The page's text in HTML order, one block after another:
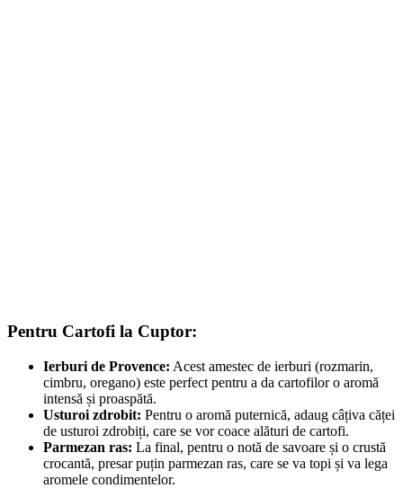
Pentru Cartofi la Cuptor:
Ierburi de Provence: Acest amestec de ierburi (rozmarin,
cimbru, oregano) este perfect pentru a da cartofilor o aromă
intensă și proaspătă.
Usturoi zdrobit: Pentru o aromă puternică, adaug câțiva căței
de usturoi zdrobiți, care se vor coace alături de cartofi.
Parmezan ras: La final, pentru o notă de savoare și o crustă
crocantă, presar puțin parmezan ras, care se va topi și va lega
aromele condimentelor.